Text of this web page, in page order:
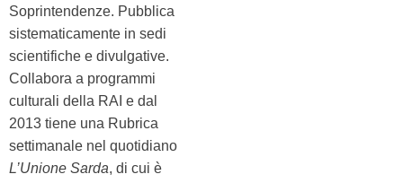
Soprintendenze. Pubblica
sistematicamente in sedi
scientifiche e divulgative.
Collabora a programmi
culturali della RAI e dal
2013 tiene una Rubrica
settimanale nel quotidiano
L’Unione Sarda, di cui è